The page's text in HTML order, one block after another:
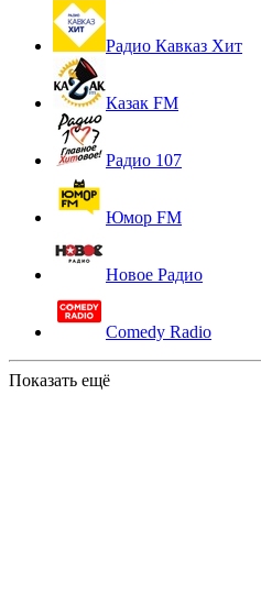
Радио Кавказ Хит
Казак FM
Радио 107
Юмор FM
Новое Радио
Comedy Radio
Показать ещё